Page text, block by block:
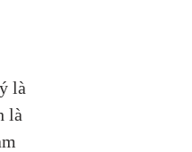
là
là